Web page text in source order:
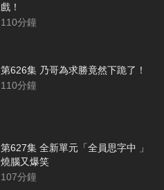
戲！
110分鐘
第626集 乃哥為求勝竟然下跪了！
110分鐘
第627集 全新單元「全員思字中 」
燒腦又爆笑
107分鐘